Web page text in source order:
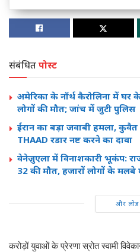
संबंधितपोस्ट
अमेरिका के नॉर्थ कैरोलिना में
लोगों की मौत; जांच में जुटी पुलिस
ईरान का बड़ा जवाबी हमला, कुवैत
THAAD रडार नष्ट करने का दावा
वेनेज़ुएला में विनाशकारी भूकंप:
32 की मौत, हजारों लोगों के
और
करोड़ों युवाओं के प्रेरणा स्रोत स्वामी